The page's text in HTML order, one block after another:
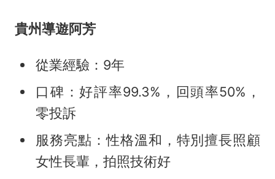
貴州導遊阿芳
從業經驗：9年
口碑：好評率99.3%，回頭率50%，
零投訴
服務亮點：性格溫和，特別擅長照顧
女性長輩，拍照技術好